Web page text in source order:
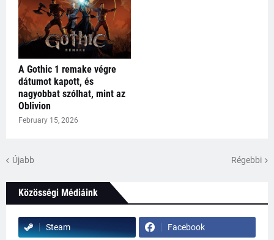
A Gothic 1 remake végre
dátumot kapott, és
nagyobbat szólhat, mint az
Oblivion
February 15, 2026
Újabb Régebbi
Közösségi Médiáink
Steam Facebook